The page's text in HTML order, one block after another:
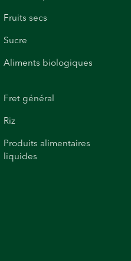
Fruits secs
Sucre
Aliments biologiques
Fret général
Riz
Produits alimentaires
liquides